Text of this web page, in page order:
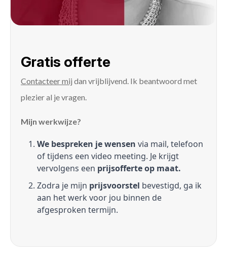
Gratis offerte
Contacteer mij dan vrijblijvend. Ik beantwoord met
plezier al je vragen.
Mijn werkwijze?
We bespreken je wensen via mail, telefoon
of tijdens een video meeting. Je krijgt
vervolgens een prijsofferte op maat.
Zodra je mijn prijsvoorstel bevestigd, ga ik
aan het werk voor jou binnen de
afgesproken termijn.